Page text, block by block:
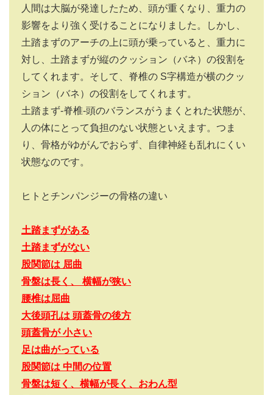
人間は大脳が発達したため、頭が重くなり、重力の
影響をより強く受けることになりました。しかし、
土踏まずのアーチの上に頭が乗っていると、重力に
対し、土踏まずが縦のクッション（バネ）の役割を
してくれます。そして、脊椎の S字構造が横のクッ
ション（バネ）の役割をしてくれます。
土踏まず‐脊椎‐頭のバランスがうまくとれた状態が、
人の体にとって負担のない状態といえます。つま
り、骨格がゆがんでおらず、自律神経も乱れにくい
状態なのです。
ヒトとチンパンジーの骨格の違い
土踏まずがある
土踏まずがない
股関節は 屈曲
骨盤は長く、 横幅が狭い
腰椎は屈曲
大後頭孔は 頭蓋骨の後方
頭蓋骨が 小さい
足は曲がっている
股関節は 中間の位置
骨盤は短く、横幅が長く、おわん型